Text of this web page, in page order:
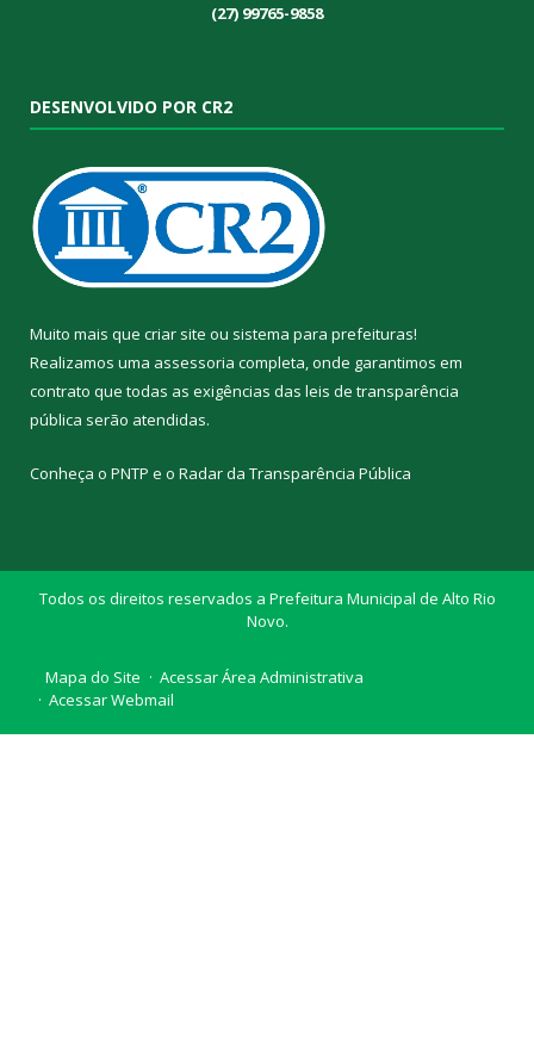
(27) 99765-9858
DESENVOLVIDO POR CR2
Muito mais que criar site ou sistema para prefeituras!
Realizamos uma assessoria completa, onde garantimos em
contrato que todas as exigências das leis de transparência
pública serão atendidas.
Conheça o PNTP e o Radar da Transparência Pública
Todos os direitos reservados a Prefeitura Municipal de Alto Rio
Novo.
Mapa do Site
Acessar Área Administrativa
Acessar Webmail